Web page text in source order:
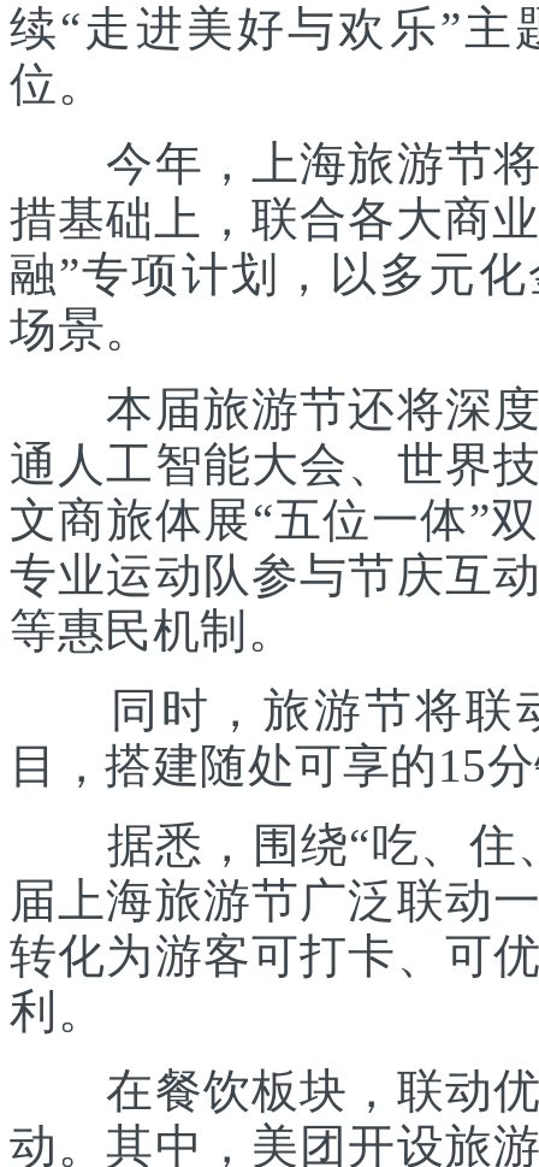
续“走进美好与欢乐”主
位。
今年，上海旅游节将
措基础上，联合各大商
融”专项计划，以多元
场景。
本届旅游节还将深度
通人工智能大会、世界
文商旅体展“五位一体”
专业运动队参与节庆互
等惠民机制。
同时，旅游节将联
目，搭建随处可享的15
据悉，围绕“吃、住
届上海旅游节广泛联动
转化为游客可打卡、可
利。
在餐饮板块，联动优
动。其中，美团开设旅